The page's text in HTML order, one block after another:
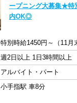
ープニング大募集★特
内OK◎
週2日以上 1日3時間以上
アルバイト・パート
小手指駅 車8分